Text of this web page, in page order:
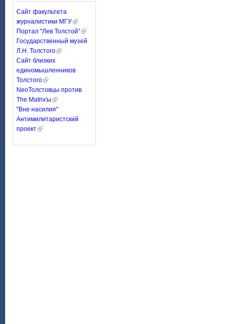
Сайт факультета
журналистики МГУ
Портал "Лев Толстой"
Государственный музей
Л.Н. Толстого
Сайт близких
единомышленников
Толстого
NeoТолстовцы против
The Matrix'ы
"Вне насилия"
Антимилитаристский
проект